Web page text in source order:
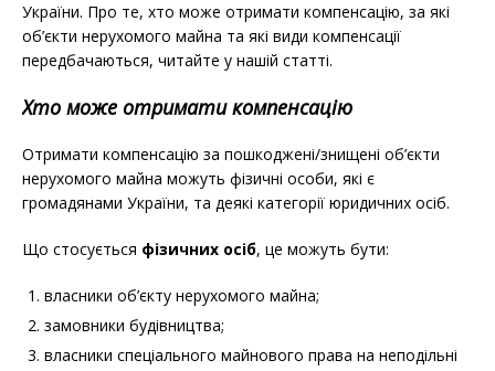
України. Про те, хто може отримати компенсацію, за які
об’єкти нерухомого майна та які види компенсації
передбачаються, читайте у нашій статті.
Хто може отримати компенсацію
Отримати компенсацію за пошкоджені/знищені об’єкти
нерухомого майна можуть фізичні особи, які є
громадянами України, та деякі категорії юридичних осіб.
Що стосується фізичних осіб, це можуть бути:
власники об’єкту нерухомого майна;
замовники будівництва;
власники спеціального майнового права на неподільні